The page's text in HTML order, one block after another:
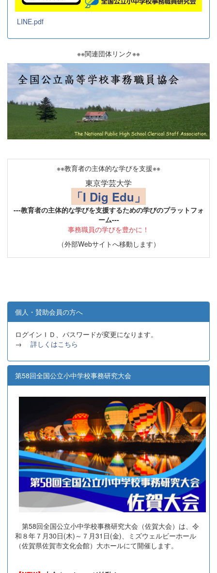
LINE.pdf
※※関連団体リンク※※
※※教育者の主体的な学びを支援※※
東京学芸大学
「I Dig Edu」
---教育者の主体的な学びを支援するための学びのプラットフォ
ーム---
事務職員の学びを豊かに！
（外部Webサイトへ移動します）
個人・賛助会員の方へ
ログインＩＤ、パスワードが変更になります。
→ 詳しくはこちら
第58回全国公立小中学校事務研究大会
第58回全国公立小中学校事務研究大会（佐賀大会）は、令
和８年７月30日(木)～７月31日(金)、ミズウェルビーホール
（佐賀県佐賀市文化会館）大ホールにて開催します。